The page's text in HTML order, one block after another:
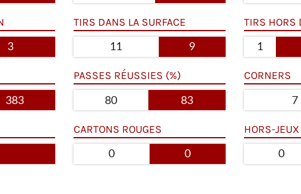
3
TIRS DANS LA SURFACE
11 9
TIRS HORS
1
383
PASSES RÉUSSIES (%)
80 83
CORNERS
7
CARTONS ROUGES
0 0
HORS-JEUX
0